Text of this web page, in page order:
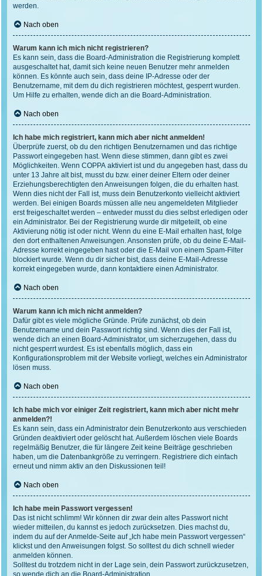
werden.
Nach oben
Warum kann ich mich nicht registrieren?
Es kann sein, dass die Board-Administration die Registrierung komplett
ausgeschaltet hat, damit sich keine neuen Benutzer mehr anmelden
können. Es könnte auch sein, dass deine IP-Adresse oder der
Benutzername, mit dem du dich registrieren möchtest, gesperrt wurden.
Um Hilfe zu erhalten, wende dich an die Board-Administration.
Nach oben
Ich habe mich registriert, kann mich aber nicht anmelden!
Überprüfe zuerst, ob du den richtigen Benutzernamen und das richtige
Passwort eingegeben hast. Wenn diese stimmen, dann gibt es zwei
Möglichkeiten. Wenn COPPA aktiviert ist und du angegeben hast, dass du
unter 13 Jahre alt bist, musst du bzw. einer deiner Eltern oder deiner
Erziehungsberechtigten den Anweisungen folgen, die du erhalten hast.
Wenn dies nicht der Fall ist, muss dein Benutzerkonto vielleicht aktiviert
werden. Bei einigen Boards müssen alle neu angemeldeten Mitglieder
erst freigeschaltet werden – entweder musst du dies selbst erledigen oder
ein Administrator. Bei der Registrierung wurde dir mitgeteilt, ob eine
Aktivierung nötig ist oder nicht. Wenn du eine E-Mail erhalten hast, folge
den dort enthaltenen Anweisungen. Ansonsten prüfe, ob du deine E-Mail-
Adresse korrekt eingegeben hast oder die E-Mail von einem Spam-Filter
blockiert wurde. Wenn du dir sicher bist, dass deine E-Mail-Adresse
korrekt eingegeben wurde, dann kontaktiere einen Administrator.
Nach oben
Warum kann ich mich nicht anmelden?
Dafür gibt es viele mögliche Gründe. Prüfe zunächst, ob dein
Benutzername und dein Passwort richtig sind. Wenn dies der Fall ist,
wende dich an einen Board-Administrator, um sicherzugehen, dass du
nicht gesperrt wurdest. Es ist ebenfalls möglich, dass ein
Konfigurationsproblem mit der Website vorliegt, welches ein Administrator
lösen muss.
Nach oben
Ich habe mich vor einiger Zeit registriert, kann mich aber nicht mehr
anmelden?!
Es kann sein, dass ein Administrator dein Benutzerkonto aus verschieden
Gründen deaktiviert oder gelöscht hat. Außerdem löschen viele Boards
regelmäßig Benutzer, die für längere Zeit keine Beiträge geschrieben
haben, um die Datenbankgröße zu verringern. Registriere dich einfach
erneut und nimm aktiv an den Diskussionen teil!
Nach oben
Ich habe mein Passwort vergessen!
Das ist nicht schlimm! Wir können dir zwar dein altes Passwort nicht
wieder mitteilen, du kannst es jedoch zurücksetzen. Dies machst du,
indem du auf der Anmelde-Seite auf „Ich habe mein Passwort vergessen“
klickst und den Anweisungen folgst. So solltest du dich schnell wieder
anmelden können.
Solltest du trotzdem nicht in der Lage sein, dein Passwort zurückzusetzen,
so wende dich an die Board-Administration.